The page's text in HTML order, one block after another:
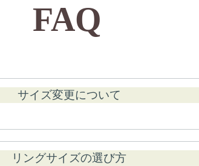
FAQ
サイズ変更について
リングサイズの選び方